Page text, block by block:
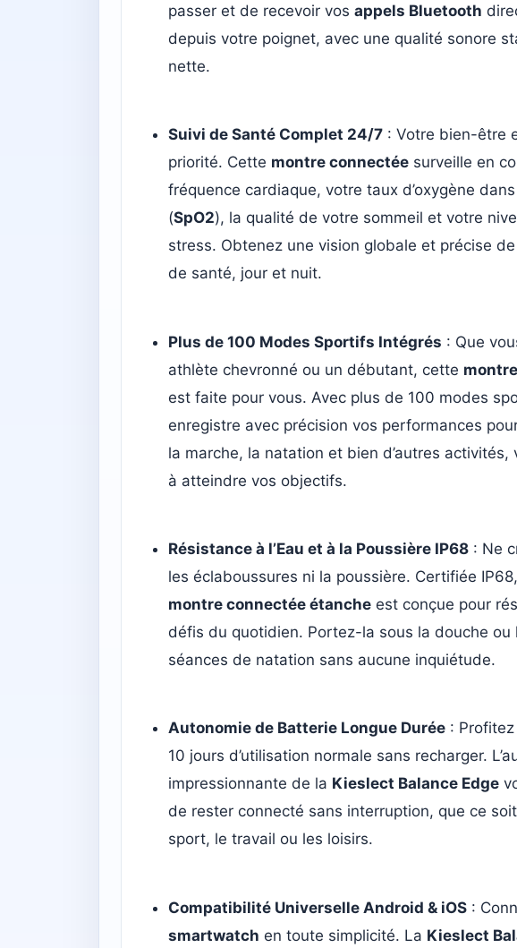
passer et de recevoir vos appels Bluetooth
depuis votre poignet, avec une qualité sonore
nette.
Suivi de Santé Complet 24/7 : Votre bien-être
priorité. Cette montre connectée surveille en
fréquence cardiaque, votre taux d’oxygène
(SpO2), la qualité de votre sommeil et votre
stress. Obtenez une vision globale et précise
de santé, jour et nuit.
Plus de 100 Modes Sportifs Intégrés : Que
athlète chevronné ou un débutant, cette
est faite pour vous. Avec plus de 100 modes
enregistre avec précision vos performances
la marche, la natation et bien d’autres activités,
à atteindre vos objectifs.
Résistance à l’Eau et à la Poussière IP68 : Ne
les éclaboussures ni la poussière. Certifiée
montre connectée étanche est conçue pour
défis du quotidien. Portez-la sous la douche ou
séances de natation sans aucune inquiétude.
Autonomie de Batterie Longue Durée : Profitez
10 jours d’utilisation normale sans recharger.
impressionnante de la Kieslect Balance Edge
de rester connecté sans interruption, que ce
sport, le travail ou les loisirs.
Compatibilité Universelle Android & iOS :
smartwatch en toute simplicité. La Kieslect